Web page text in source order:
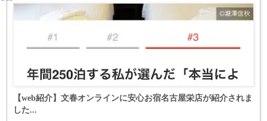
【web紹介】文春オンラインに安心お宿名古屋栄店が紹介されま
した...